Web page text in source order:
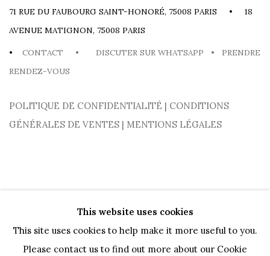
71 RUE DU FAUBOURG SAINT-HONORÉ, 75008 PARIS • 18
AVENUE MATIGNON, 75008 PARIS
• CONTACT • DISCUTER SUR WHATSAPP •
PRENDRE
RENDEZ-VOUS
POLITIQUE DE CONFIDENTIALITÉ | CONDITIONS
GÉNÉRALES DE VENTES | MENTIONS LÉGALES
PRIVACY POLICY COOKIE POLICY MANAGE COOKIES
This website uses cookies
This site uses cookies to help make it more useful to you.
Please contact us to find out more about our Cookie